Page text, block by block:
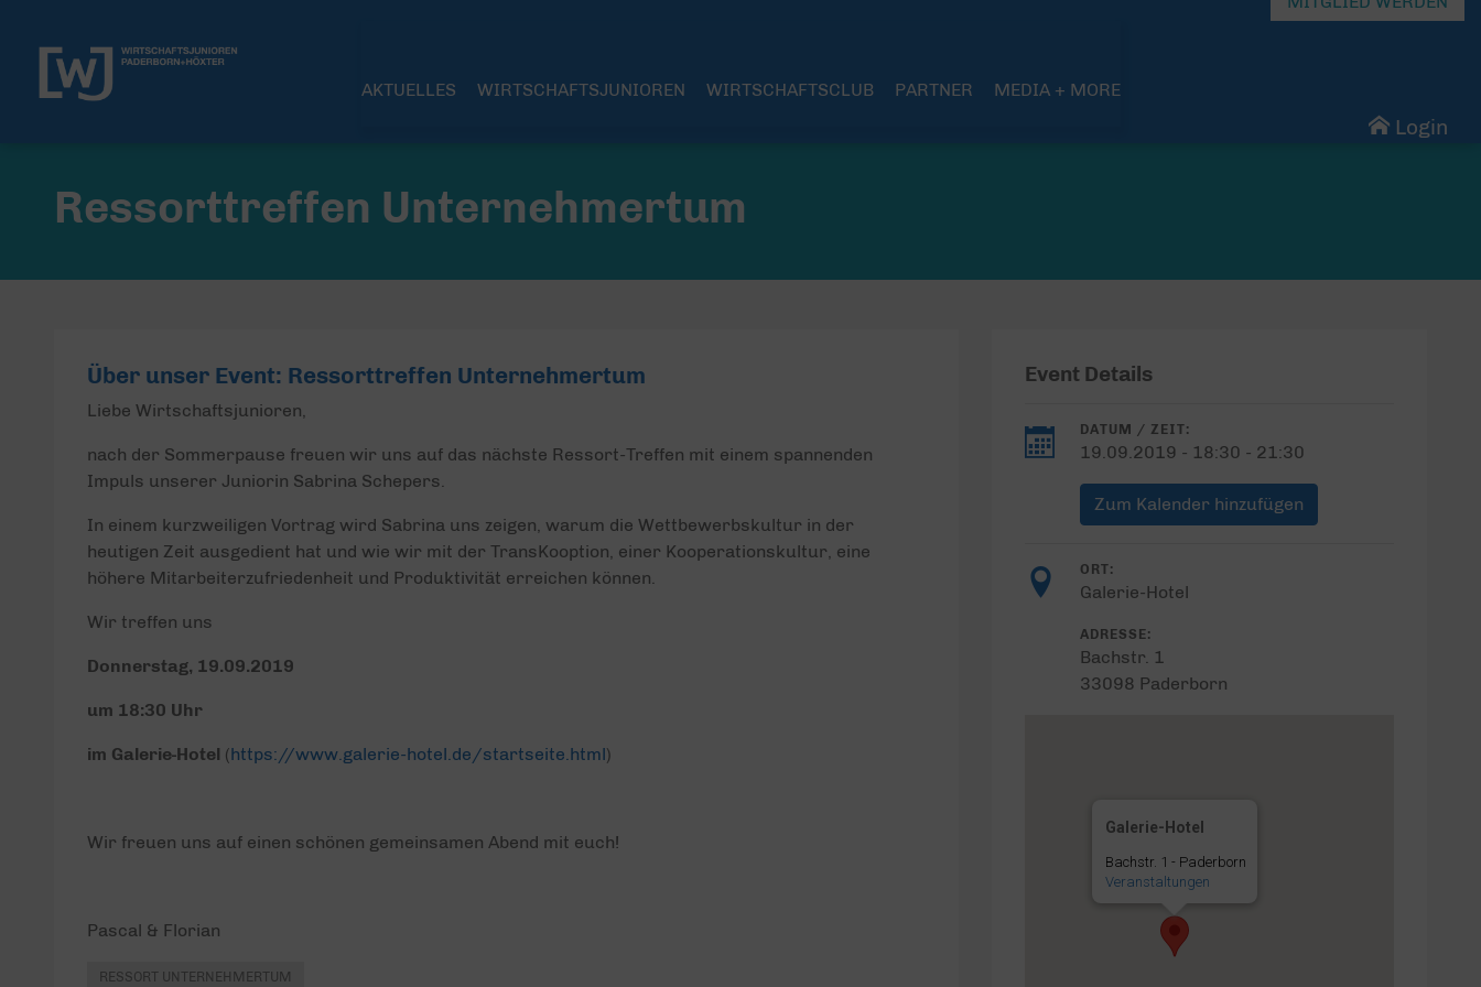
AKTUELLES WIRTSCHAFTSJUNIOREN WIRTSCHAFTSCLUB PARTNER MEDIA + MORE
Login
Ressorttreffen Unternehmertum
Über unser Event: Ressorttreffen Unternehmertum
Liebe Wirtschaftsjunioren,
nach der Sommerpause freuen wir uns auf das nächste Ressort-Treffen mit einem spannenden
Impuls unserer Juniorin Sabrina Schepers.
In einem kurzweiligen Vortrag wird Sabrina uns zeigen, warum die Wettbewerbskultur in der
heutigen Zeit ausgedient hat und wie wir mit der TransKooption, einer Kooperationskultur, eine
höhere Mitarbeiterzufriedenheit und Produktivität erreichen können.
Wir treffen uns
Donnerstag, 19.09.2019
um 18:30 Uhr
im Galerie-Hotel (https://www.galerie-hotel.de/startseite.html)
Wir freuen uns auf einen schönen gemeinsamen Abend mit euch!
Pascal & Florian
RESSORT UNTERNEHMERTUM
Event Details
DATUM / ZEIT:
19.09.2019 - 18:30 - 21:30
Zum Kalender hinzufügen
ORT:
Galerie-Hotel
ADRESSE:
Bachstr. 1
33098 Paderborn
Galerie-Hotel
Bachstr. 1 - Paderborn
Veranstaltungen